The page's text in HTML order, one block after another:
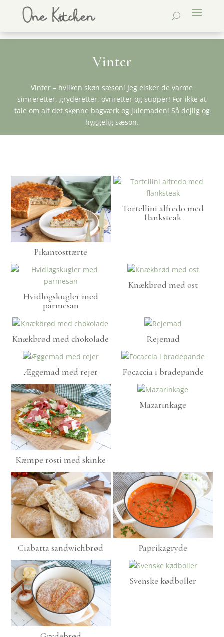
Vinter
Vinter – hvilken skøn sæson! Jeg elsker de varme
simreretter, gryderetter, ovnretter og supper! For ikke at
tale om alt det skønne bagværk og julemaden! Så dejlig og
hyggelig sæson.
Pikantosttærte
Tortellini alfredo med
flanksteak
Hvidløgskugler med
parmesan
Knækbrød med ost
Knækbrød med chokolade Rejemad
Æggemad med rejer Focaccia i bradepande
Kæmpe rösti med skinke
Mazarinkage
Ciabatta sandwichbrød Paprikagryde
Svenske kødboller